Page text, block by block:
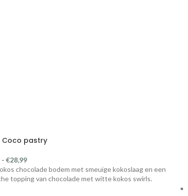
Coco pastry
- €28,99
chocolade bodem met smeuïge kokoslaag en een
topping van chocolade met witte kokos swirls.